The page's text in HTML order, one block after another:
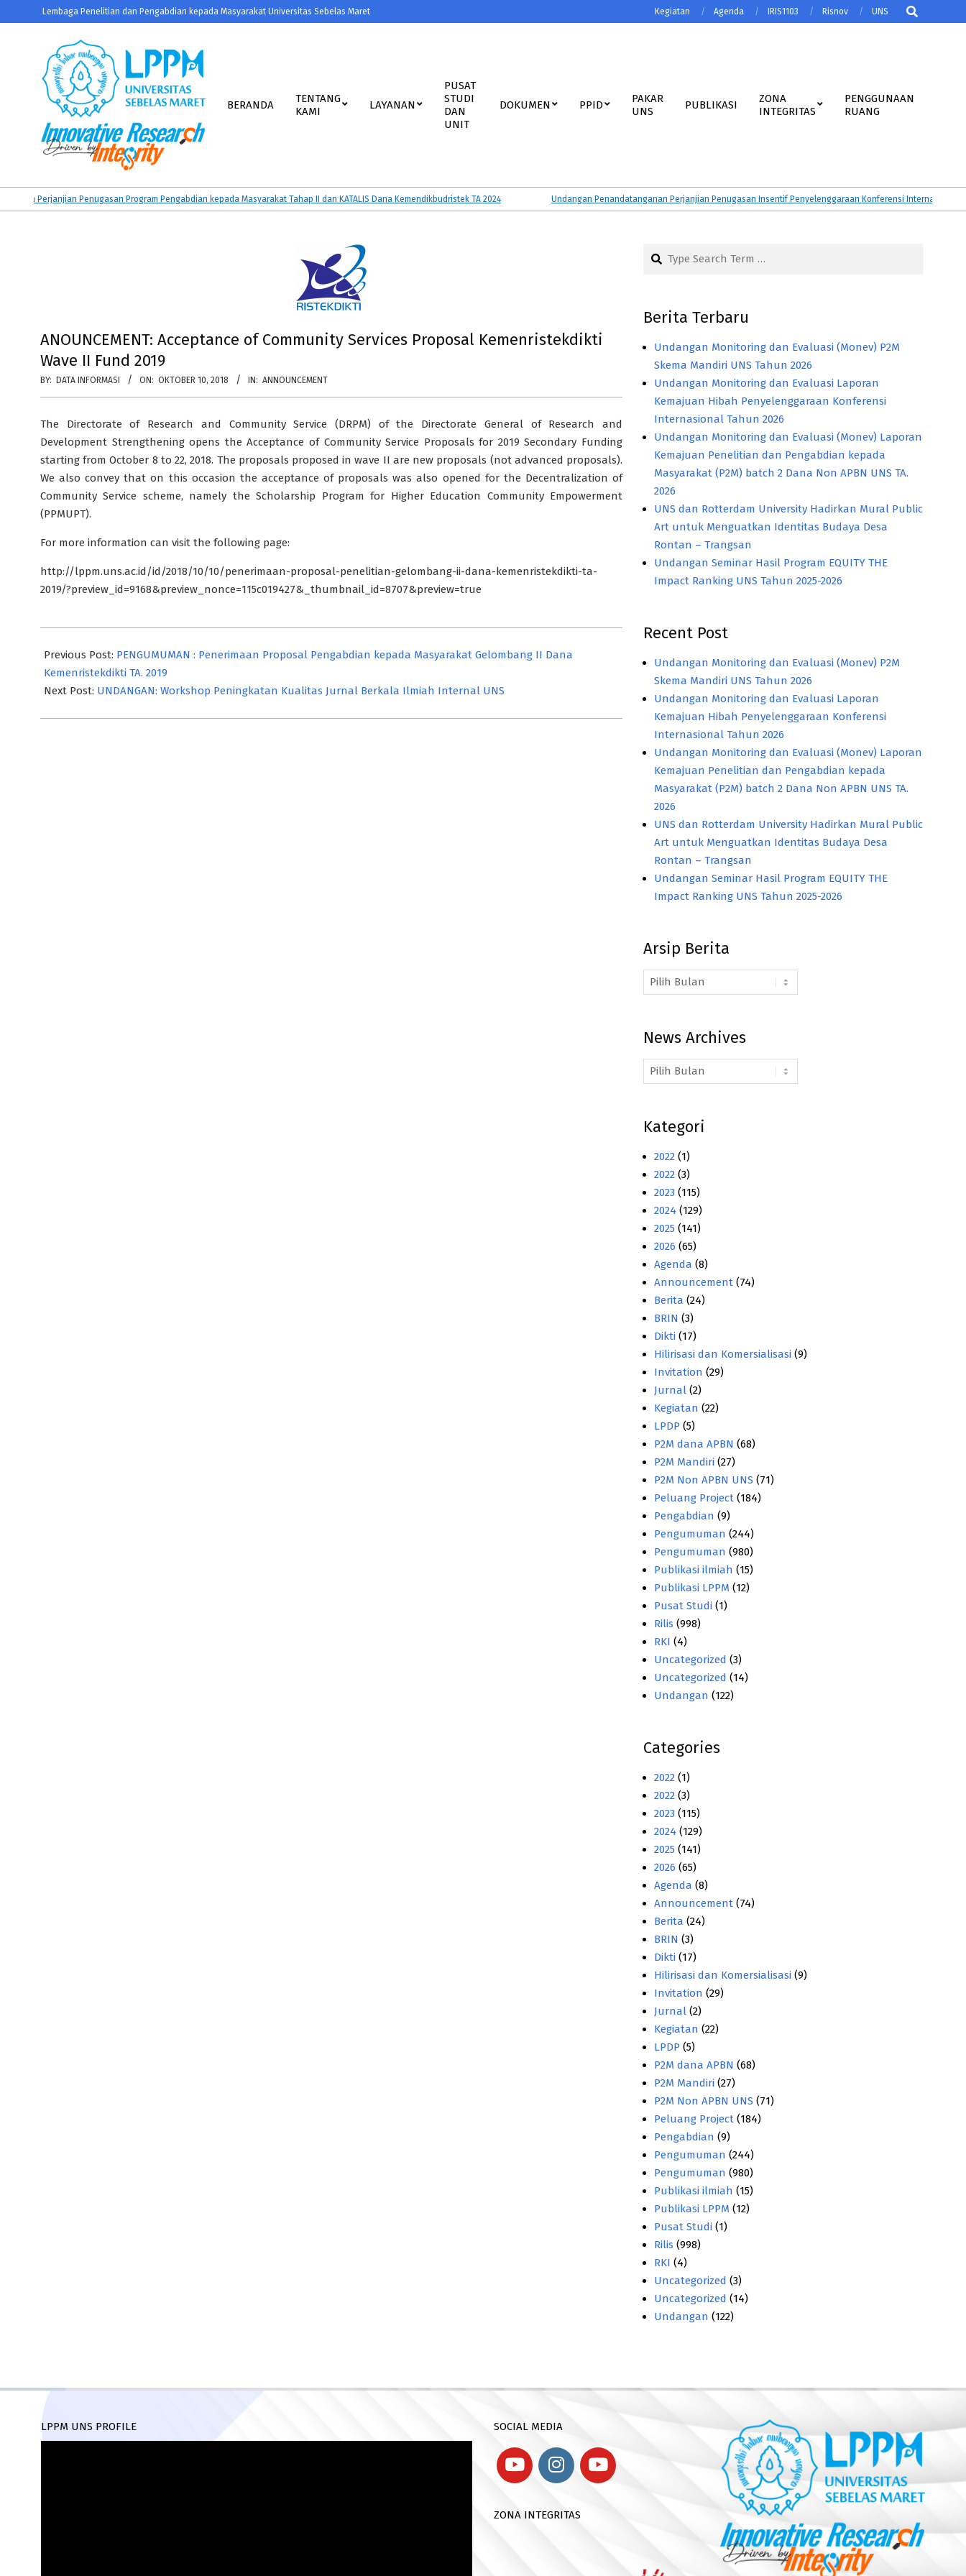
to
Lembaga Penelitian dan Pengabdian kepada Masyarakat Universitas Sebelas Maret Kegiatan Agenda IRIS1103 Risnov UNS
Search
LPPM
UNS
BERANDA
TENTANG
KAMI
LAYANAN
PUSAT
STUDI
DAN
UNIT
DOKUMEN PPID
PAKAR
UNS
PUBLIKASI
ZONA
INTEGRITAS
PENGGUNAAN
RUANG
Perjanjian Penugasan Program Pengabdian kepada Masyarakat Tahap II dan KATALIS Dana Kemendikbudristek TA 2024 Undangan Penandatanganan Perjanjian Penugasan Insentif Penyelenggaraan Konferensi Internasional
ANOUNCEMENT: Acceptance of Community Services Proposal Kemenristekdikti
Wave II Fund 2019
BY: DATA INFORMASI ON: OKTOBER 10, 2018 IN: ANNOUNCEMENT
The Directorate of Research and Community Service (DRPM) of the Directorate General of Research and
Development Strengthening opens the Acceptance of Community Service Proposals for 2019 Secondary Funding
starting from October 8 to 22, 2018. The proposals proposed in wave II are new proposals (not advanced proposals).
We also convey that on this occasion the acceptance of proposals was also opened for the Decentralization of
Community Service scheme, namely the Scholarship Program for Higher Education Community Empowerment
(PPMUPT).
For more information can visit the following page:
http://lppm.uns.ac.id/id/2018/10/10/penerimaan-proposal-penelitian-gelombang-ii-dana-kemenristekdikti-ta-
2019/?preview_id=9168&preview_nonce=115c019427&_thumbnail_id=8707&preview=true
10-
10
Previous Post: PENGUMUMAN : Penerimaan Proposal Pengabdian kepada Masyarakat Gelombang II Dana
Kemenristekdikti TA. 2019
Next Post: UNDANGAN: Workshop Peningkatan Kualitas Jurnal Berkala Ilmiah Internal UNS
Search
Berita Terbaru
Undangan Monitoring dan Evaluasi (Monev) P2M
Skema Mandiri UNS Tahun 2026
Undangan Monitoring dan Evaluasi Laporan
Kemajuan Hibah Penyelenggaraan Konferensi
Internasional Tahun 2026
Undangan Monitoring dan Evaluasi (Monev) Laporan
Kemajuan Penelitian dan Pengabdian kepada
Masyarakat (P2M) batch 2 Dana Non APBN UNS TA.
2026
UNS dan Rotterdam University Hadirkan Mural Public
Art untuk Menguatkan Identitas Budaya Desa
Rontan – Trangsan
Undangan Seminar Hasil Program EQUITY THE
Impact Ranking UNS Tahun 2025-2026
Recent Post
Undangan Monitoring dan Evaluasi (Monev) P2M
Skema Mandiri UNS Tahun 2026
Undangan Monitoring dan Evaluasi Laporan
Kemajuan Hibah Penyelenggaraan Konferensi
Internasional Tahun 2026
Undangan Monitoring dan Evaluasi (Monev) Laporan
Kemajuan Penelitian dan Pengabdian kepada
Masyarakat (P2M) batch 2 Dana Non APBN UNS TA.
2026
UNS dan Rotterdam University Hadirkan Mural Public
Art untuk Menguatkan Identitas Budaya Desa
Rontan – Trangsan
Undangan Seminar Hasil Program EQUITY THE
Impact Ranking UNS Tahun 2025-2026
Arsip Berita
Arsip
Berita
News Archives
News
Archives
Kategori
2022 (1)
2022 (3)
2023 (115)
2024 (129)
2025 (141)
2026 (65)
Agenda (8)
Announcement (74)
Berita (24)
BRIN (3)
Dikti (17)
Hilirisasi dan Komersialisasi (9)
Invitation (29)
Jurnal (2)
Kegiatan (22)
LPDP (5)
P2M dana APBN (68)
P2M Mandiri (27)
P2M Non APBN UNS (71)
Peluang Project (184)
Pengabdian (9)
Pengumuman (244)
Pengumuman (980)
Publikasi ilmiah (15)
Publikasi LPPM (12)
Pusat Studi (1)
Rilis (998)
RKI (4)
Uncategorized (3)
Uncategorized (14)
Undangan (122)
Categories
2022 (1)
2022 (3)
2023 (115)
2024 (129)
2025 (141)
2026 (65)
Agenda (8)
Announcement (74)
Berita (24)
BRIN (3)
Dikti (17)
Hilirisasi dan Komersialisasi (9)
Invitation (29)
Jurnal (2)
Kegiatan (22)
LPDP (5)
P2M dana APBN (68)
P2M Mandiri (27)
P2M Non APBN UNS (71)
Peluang Project (184)
Pengabdian (9)
Pengumuman (244)
Pengumuman (980)
Publikasi ilmiah (15)
Publikasi LPPM (12)
Pusat Studi (1)
Rilis (998)
RKI (4)
Uncategorized (3)
Uncategorized (14)
Undangan (122)
LPPM UNS PROFILE
SOCIAL MEDIA
ZONA INTEGRITAS